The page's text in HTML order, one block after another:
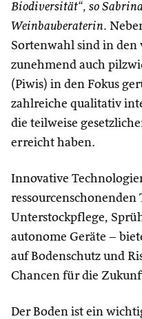
Biodiversität“, so
Weinbauberaterin.
Sortenwahl sind in den
zunehmend auch
(Piwis) in den Fokus
zahlreiche qualitativ
die teilweise
erreicht haben.
Innovative
Unterstockpflege,
autonome Geräte –
auf Bodenschutz und
Chancen für die
Der Boden ist ein